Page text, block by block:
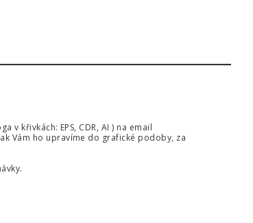
v křivkách: EPS, CDR, AI ) na email
Vám ho upravíme do grafické podoby, za